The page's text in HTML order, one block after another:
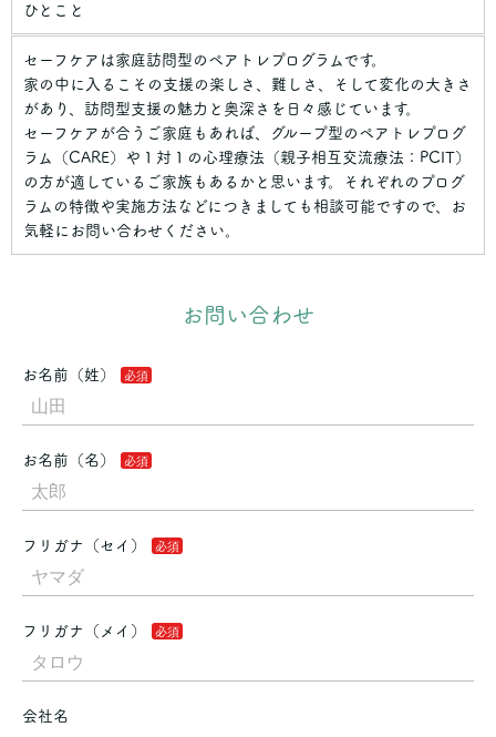
ひとこと
セーフケアは家庭訪問型のペアトレプログラムです。
家の中に入るこその支援の楽しさ、難しさ、そして変化の大きさ
があり、訪問型支援の魅力と奥深さを日々感じています。
セーフケアが合うご家庭もあれば、グループ型のペアトレプログ
ラム（CARE）や１対１の心理療法（親子相互交流療法：PCIT）
の方が適しているご家族もあるかと思います。それぞれのプログ
ラムの特徴や実施方法などにつきましても相談可能ですので、お
気軽にお問い合わせください。
お問い合わせ
お名前（姓）
お名前（名）
フリガナ（セイ）
フリガナ（メイ）
会社名